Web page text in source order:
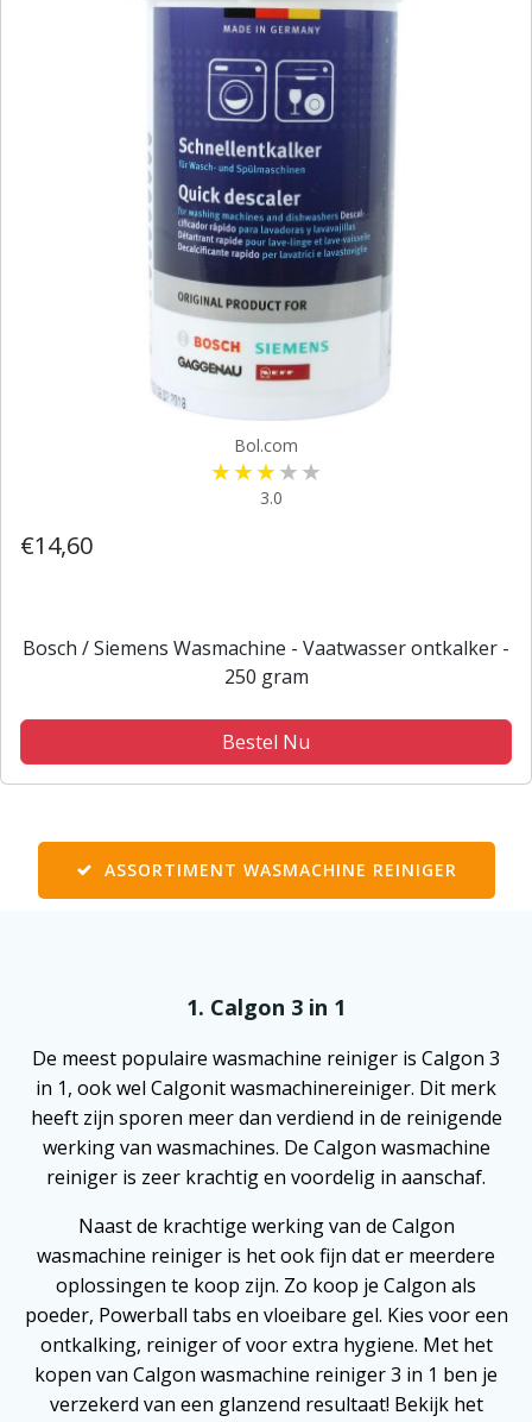
Bol.com
3.0
€14,60
Bosch / Siemens Wasmachine - Vaatwasser ontkalker -
250 gram‎‎
Bestel Nu
ASSORTIMENT WASMACHINE REINIGER
1. Calgon 3 in 1
De meest populaire wasmachine reiniger is Calgon 3
in 1, ook wel Calgonit wasmachinereiniger. Dit merk
heeft zijn sporen meer dan verdiend in de reinigende
werking van wasmachines. De Calgon wasmachine
reiniger is zeer krachtig en voordelig in aanschaf.
Naast de krachtige werking van de Calgon
wasmachine reiniger is het ook fijn dat er meerdere
oplossingen te koop zijn. Zo koop je Calgon als
poeder, Powerball tabs en vloeibare gel. Kies voor een
ontkalking, reiniger of voor extra hygiene. Met het
kopen van Calgon wasmachine reiniger 3 in 1 ben je
verzekerd van een glanzend resultaat! Bekijk het